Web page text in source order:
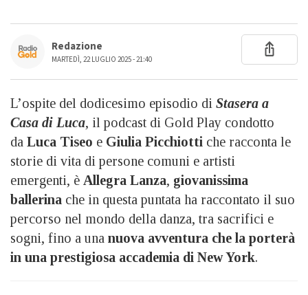
Redazione
MARTEDÌ, 22 LUGLIO 2025 - 21:40
L’ospite del dodicesimo episodio di Stasera a
Casa di Luca, il podcast di Gold Play condotto
da Luca Tiseo e Giulia Picchiotti che racconta le
storie di vita di persone comuni e artisti
emergenti, è Allegra Lanza, giovanissima
ballerina che in questa puntata ha raccontato il suo
percorso nel mondo della danza, tra sacrifici e
sogni, fino a una nuova avventura che la porterà
in una prestigiosa accademia di New York.